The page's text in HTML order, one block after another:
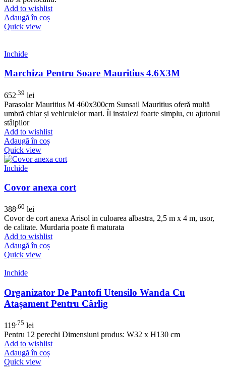
Add to wishlist
Adaugă în coș
Quick view
Inchide
Marchiza Pentru Soare Mauritius 4.6X3M
652 .39 lei
Parasolar Mauritius M 460x300cm Sunsail Mauritius oferă multă
umbră chiar și vehiculelor mari. Îl instalezi foarte simplu, cu ajutorul
stâlpilor
Add to wishlist
Adaugă în coș
Quick view
Inchide
Covor anexa cort
388 .60 lei
Covor de cort anexa Arisol in culoarea albastra, 2,5 m x 4 m, usor,
de calitate. Murdaria poate fi maturata
Add to wishlist
Adaugă în coș
Quick view
Inchide
Organizator De Pantofi Utensilo Wanda Cu
Atașament Pentru Cârlig
119 .75 lei
Pentru 12 perechi Dimensiuni produs: W32 x H130 cm
Add to wishlist
Adaugă în coș
Quick view